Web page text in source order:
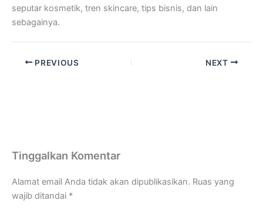
seputar kosmetik, tren skincare, tips bisnis, dan lain
sebagainya.
PREVIOUS NEXT
Tinggalkan Komentar
Alamat email Anda tidak akan dipublikasikan. Ruas yang
wajib ditandai *